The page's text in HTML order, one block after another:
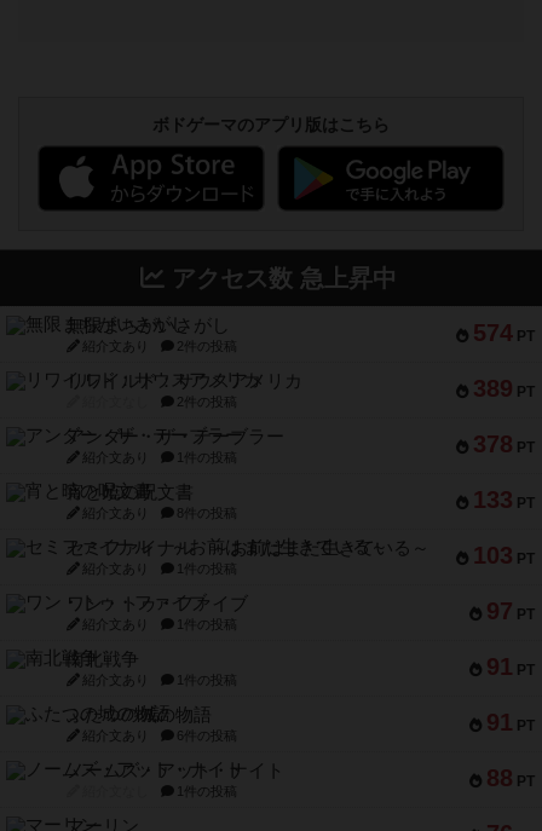
ボドゲーマのアプリ版はこちら
アクセス数 急上昇中
574 PT
無限まちがいさがし
紹介文あり 2件の投稿
389 PT
リワイルド：サウスアメリカ
2件の投稿
378 PT
アンダー・ザ・テーブラー
紹介文あり 1件の投稿
133 PT
宵と暁の呪文書
紹介文あり 8件の投稿
103 PT
セミファイナル ～お前はまだ生きている～
紹介文あり 1件の投稿
97 PT
ワン・トゥ・ファイブ
紹介文あり 1件の投稿
91 PT
南北戦争
紹介文あり 1件の投稿
91 PT
ふたつの城の物語
紹介文あり 6件の投稿
88 PT
ノームズ・アット・ナイト
1件の投稿
マーリン